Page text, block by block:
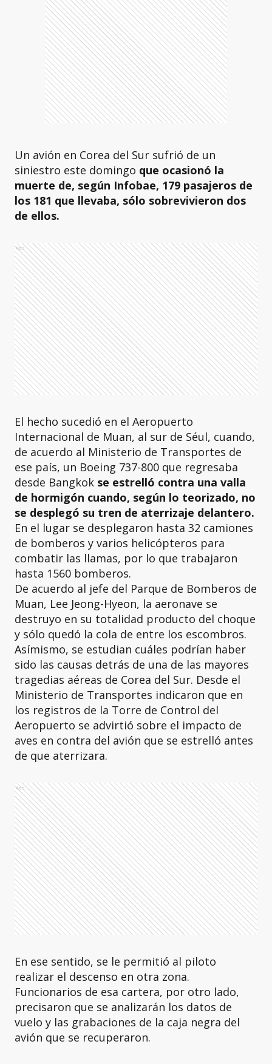
Un avión en Corea del Sur sufrió de un
siniestro este domingo que ocasionó la
muerte de, según Infobae, 179 pasajeros de
los 181 que llevaba, sólo sobrevivieron dos
de ellos.
Ads
El hecho sucedió en el Aeropuerto
Internacional de Muan, al sur de Séul, cuando,
de acuerdo al Ministerio de Transportes de
ese país, un Boeing 737-800 que regresaba
desde Bangkok se estrelló contra una valla
de hormigón cuando, según lo teorizado, no
se desplegó su tren de aterrizaje delantero.
En el lugar se desplegaron hasta 32 camiones
de bomberos y varios helicópteros para
combatir las llamas, por lo que trabajaron
hasta 1560 bomberos.
De acuerdo al jefe del Parque de Bomberos de
Muan, Lee Jeong-Hyeon, la aeronave se
destruyo en su totalidad producto del choque
y sólo quedó la cola de entre los escombros.
Asímismo, se estudian cuáles podrían haber
sido las causas detrás de una de las mayores
tragedias aéreas de Corea del Sur. Desde el
Ministerio de Transportes indicaron que en
los registros de la Torre de Control del
Aeropuerto se advirtió sobre el impacto de
aves en contra del avión que se estrelló antes
de que aterrizara.
Ads
En ese sentido, se le permitió al piloto
realizar el descenso en otra zona.
Funcionarios de esa cartera, por otro lado,
precisaron que se analizarán los datos de
vuelo y las grabaciones de la caja negra del
avión que se recuperaron.